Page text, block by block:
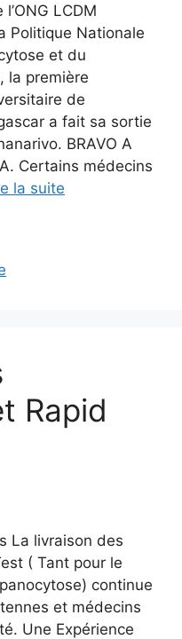
LCDM
Politique Nationale
et du
la première
de
a fait sa sortie
BRAVO A
Certains médecins
la suite
Rapid
La livraison des
( Tant pour le
continue
et médecins
Une Expérience